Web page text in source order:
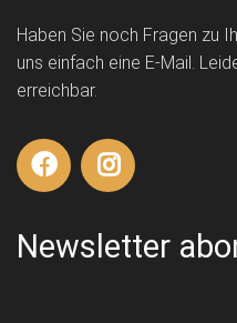
Haben Sie noch Fragen zu
uns einfach eine E-Mail.
erreichbar.
Newsletter